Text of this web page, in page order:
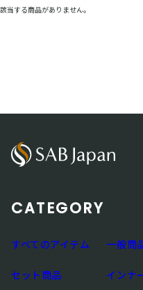
該当する商品がありません。
CATEGORY
すべてのアイテム 一般商
セット商品 インナ